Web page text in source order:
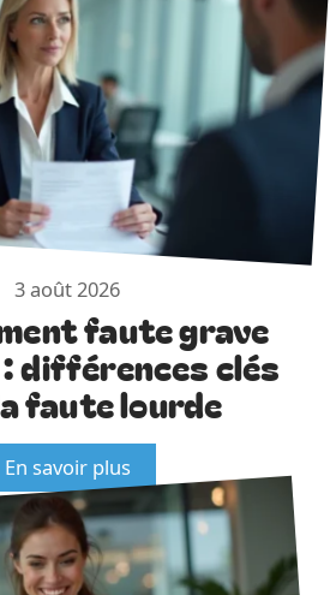
3 août 2026
faute grave
différences clés
faute lourde
En savoir plus